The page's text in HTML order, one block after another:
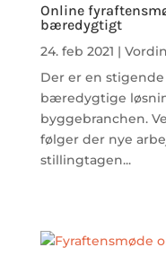
Online
bæredygtigt
24. feb 2021 |
Der er en
bæredygtige
byggebranchen.
følger der nye
stillingtagen...